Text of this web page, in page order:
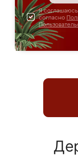
Я
согласно